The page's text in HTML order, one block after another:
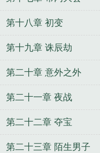
第十八章 初变
第十九章 诛辰劫
第二十章 意外之外
第二十一章 夜战
第二十二章 夺宝
第二十三章 陌生男子